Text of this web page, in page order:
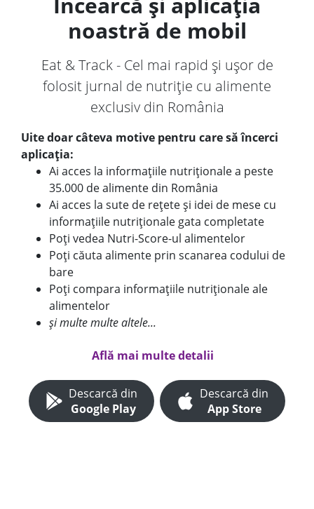
noastră de mobil
Eat & Track - Cel mai rapid și ușor de
folosit jurnal de nutriție cu alimente
exclusiv din România
Uite doar câteva motive pentru care să încerci
aplicația:
Ai acces la informațiile nutriționale a peste
35.000 de alimente din România
Ai acces la sute de rețete și idei de mese cu
informațiile nutriționale gata completate
Poți vedea Nutri-Score-ul alimentelor
Poți căuta alimente prin scanarea codului de
bare
Poți compara informațiile nutriționale ale
alimentelor
și multe multe altele...
Află mai multe detalii
Descarcă din
Google Play
Descarcă din
App Store